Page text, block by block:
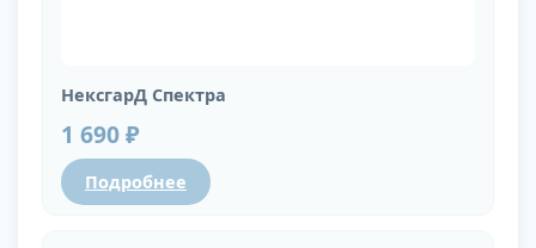
НексгарД Спектра
1 690 ₽
Подробнее